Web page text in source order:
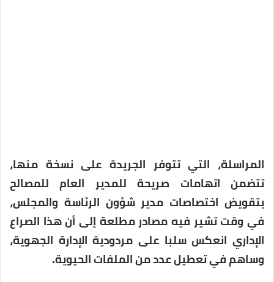
المراسلة، التي تتوفر الجريدة على نسخة منها،
تتضمن اتهامات صريحة للمدير العام للمصالح
بتقويض اختصاصات مدير شؤون الرئاسة والمجلس،
في وقت تشير فيه مصادر مطلعة إلى أن هذا الصراع
الإداري انعكس سلبا على مردودية الإدارة الجهوية،
وساهم في تعطيل عدد من الملفات الحيوية.